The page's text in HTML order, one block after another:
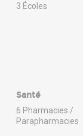
3 Écoles
Santé
6 Pharmacies /
Parapharmacies